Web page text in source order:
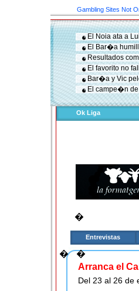
Gambling Sites Not
El Noia ata a
El Bar�a
Resultados
El favorito no
Bar�a y Vic
El campe�n
Ok Liga
�
Entrevistas
� �
Arranca el
Del 23 al 26 de